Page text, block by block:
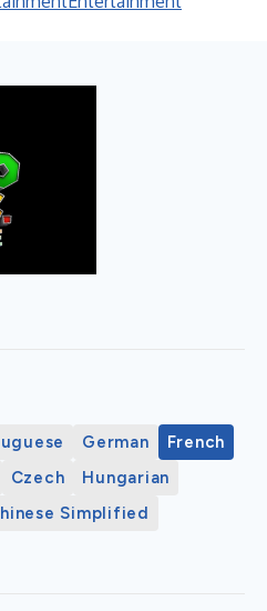
German
French
Czech
Hungarian
Simplified